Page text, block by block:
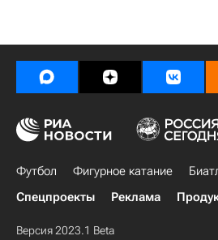
Футбол Фигурное катание
Спецпроекты
Реклама
Версия 2023.1 Beta